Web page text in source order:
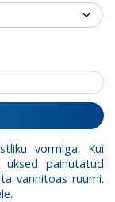
vormiga. Kui
painutatud
vannitoas ruumi.